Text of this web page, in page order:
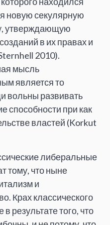
новую секулярную
утверждающую
в их правах и
2010).
мысль
является то
вольны развивать
способности при как
властей (Korkut
либеральные
тому, что ныне
и
Крах классического
результате того, что